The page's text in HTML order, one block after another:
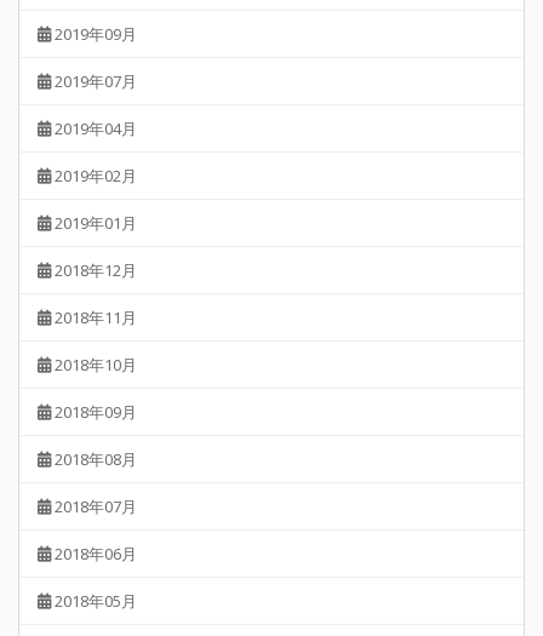
2019年09月
2019年07月
2019年04月
2019年02月
2019年01月
2018年12月
2018年11月
2018年10月
2018年09月
2018年08月
2018年07月
2018年06月
2018年05月